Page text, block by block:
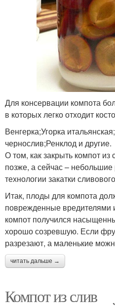
Для консервации компота
в которых легко отходит
Венгерка;Угорка
чернослив;Ренклод и другие.
О том, как закрыть компот
позже, а сейчас –
технологии закатки
Итак, плоды для компота
поврежденные вредителями
компот получился
хорошо созревшую. Если
разрезают, а маленькие
читать дальше →
Компот из слив